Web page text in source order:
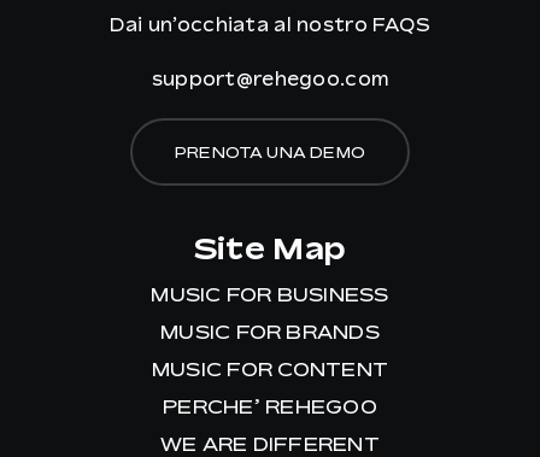
Dai un’occhiata al nostro FAQS
support@rehegoo.com
PRENOTA UNA DEMO
Site Map
MUSIC FOR BUSINESS
MUSIC FOR BRANDS
MUSIC FOR CONTENT
PERCHE’ REHEGOO
WE ARE DIFFERENT